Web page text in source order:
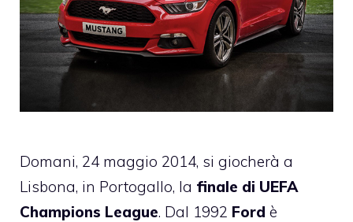
Domani, 24 maggio 2014, si giocherà a
Lisbona, in Portogallo, la finale di UEFA
Champions League. Dal 1992 Ford è